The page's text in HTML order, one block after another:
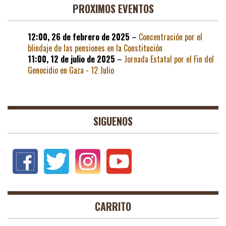
PROXIMOS EVENTOS
12:00, 26 de febrero de 2025 – Concentración por el
blindaje de las pensiones en la Constitución
11:00, 12 de julio de 2025 – Jornada Estatal por el Fin del
Genocidio en Gaza - 12 Julio
SIGUENOS
CARRITO